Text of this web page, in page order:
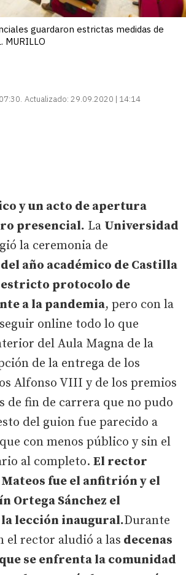
guardaron estrictas medidas de
MURILLO
Actualizado: 29.09.2020 | 14:14
y un acto de apertura
presencial. La Universidad
la ceremonia de
año académico de Castilla
estricto protocolo de
a la pandemia, pero con la
online todo lo que
del Aula Magna de la
de la entrega de los
Alfonso VIII y de los premios
de fin de carrera que no pudo
del guion fue parecido a
con menos público y sin el
al completo. El rector
fue el anfitrión y el
Ortega Sánchez el
lección inaugural.Durante
el rector aludió a las decenas
se enfrenta la comunidad